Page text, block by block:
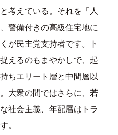
考えている。それを「人
警備付きの高級住宅地に
が民主党支持者です。ト
えるのもまやかしで、起
ちエリート層と中間層以
大衆の間ではさらに、若
社会主義、年配層はトラ
。